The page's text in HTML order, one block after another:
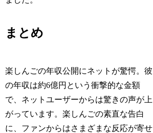
まとめ
楽しんごの年収公開にネットが驚愕。彼
の年収は約6億円という衝撃的な金額
で、ネットユーザーからは驚きの声が上
がっています。楽しんごの素直な告白
に、ファンからはさまざまな反応が寄せ